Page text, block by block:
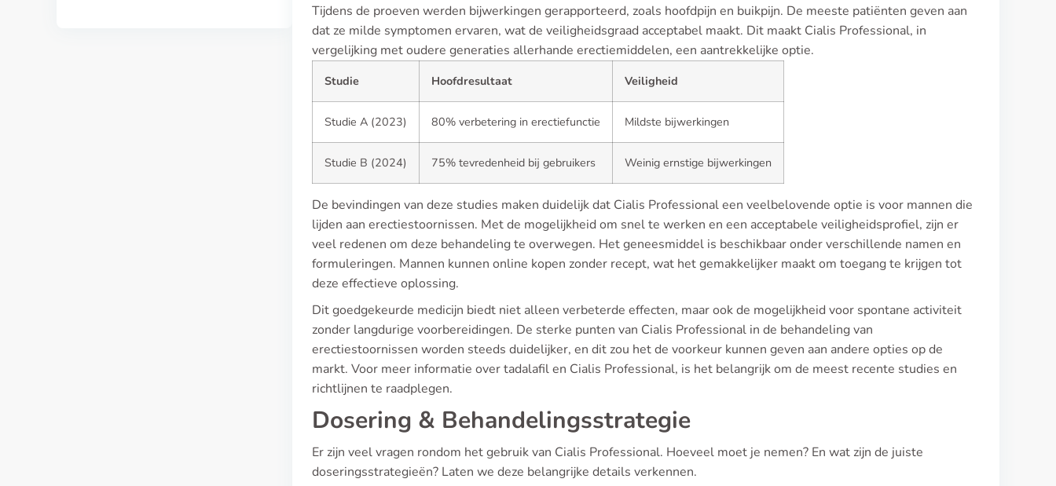
Tijdens de proeven werden bijwerkingen gerapporteerd, zoals hoofdpijn en buikpijn. De meeste patiënten geven aan
dat ze milde symptomen ervaren, wat de veiligheidsgraad acceptabel maakt. Dit maakt Cialis Professional, in
vergelijking met oudere generaties allerhande erectiemiddelen, een aantrekkelijke optie.
Studie Hoofdresultaat Veiligheid
Studie A (2023) 80% verbetering in erectiefunctie Mildste bijwerkingen
Studie B (2024) 75% tevredenheid bij gebruikers Weinig ernstige bijwerkingen
De bevindingen van deze studies maken duidelijk dat Cialis Professional een veelbelovende optie is voor mannen die
lijden aan erectiestoornissen. Met de mogelijkheid om snel te werken en een acceptabele veiligheidsprofiel, zijn er
veel redenen om deze behandeling te overwegen. Het geneesmiddel is beschikbaar onder verschillende namen en
formuleringen. Mannen kunnen online kopen zonder recept, wat het gemakkelijker maakt om toegang te krijgen tot
deze effectieve oplossing.
Dit goedgekeurde medicijn biedt niet alleen verbeterde effecten, maar ook de mogelijkheid voor spontane activiteit
zonder langdurige voorbereidingen. De sterke punten van Cialis Professional in de behandeling van
erectiestoornissen worden steeds duidelijker, en dit zou het de voorkeur kunnen geven aan andere opties op de
markt. Voor meer informatie over tadalafil en Cialis Professional, is het belangrijk om de meest recente studies en
richtlijnen te raadplegen.
Dosering & Behandelingsstrategie
Er zijn veel vragen rondom het gebruik van Cialis Professional. Hoeveel moet je nemen? En wat zijn de juiste
doseringsstrategieën? Laten we deze belangrijke details verkennen.